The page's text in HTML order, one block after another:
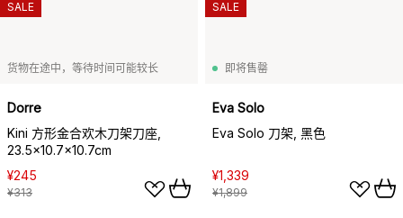
货物在途中，等待时间可能较长
Dorre
Kini 方形金合欢木刀架刀座,
23.5x10.7x10.7cm
¥245
¥313
SALE
即将售罄
Eva Solo
Eva Solo 刀架, 黑色
¥1,339
¥1,899
SALE